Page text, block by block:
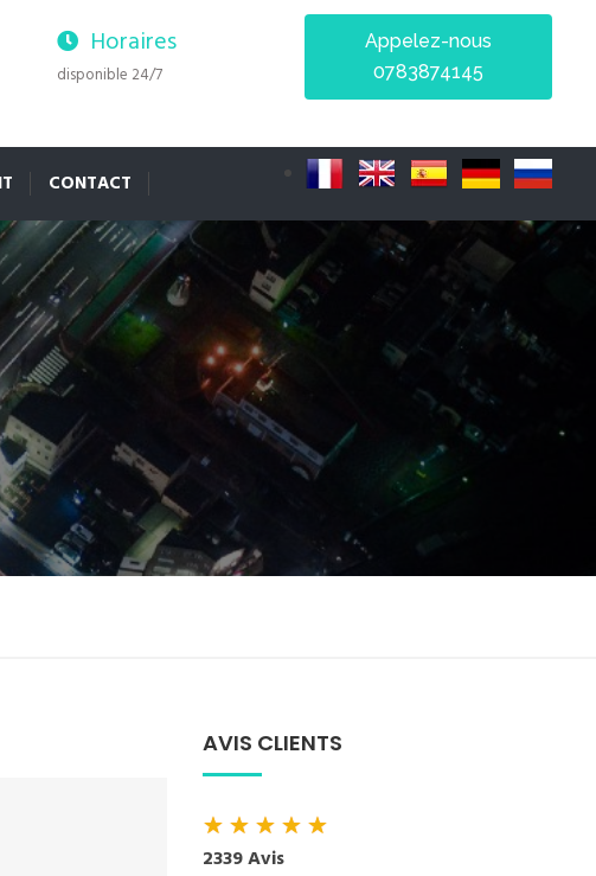
Horaires
disponible 24/7
Appelez-nous
0783874145
CONTACT
AVIS CLIENTS
★★★★★
2339 Avis